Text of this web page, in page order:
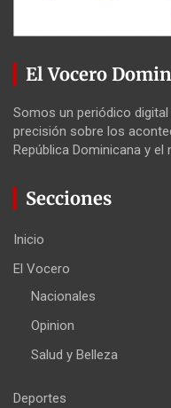
El Vocero
Somos un periódico
precisión sobre los
República Dominicana y el
Secciones
Inicio
El Vocero
Nacionales
Opinion
Salud y Belleza
Deportes